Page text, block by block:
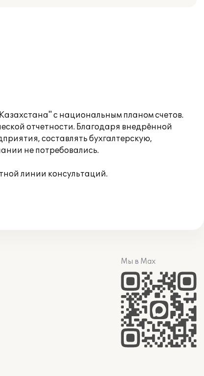
с национальным планом счетов.
отчетности. Благодаря внедрённой
составлять бухгалтерскую,
не потребовались.
линии консультаций.
Мы в Max